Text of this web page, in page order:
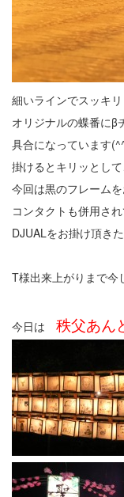
細いラインでスッキ
オリジナルの蝶番にβ
具合になっています
掛けるとキリッとし
今回は黒のフレーム
コンタクトも併用さ
DJUALをお掛け頂き
T様出来上がりまで今
今日は 秩父あん